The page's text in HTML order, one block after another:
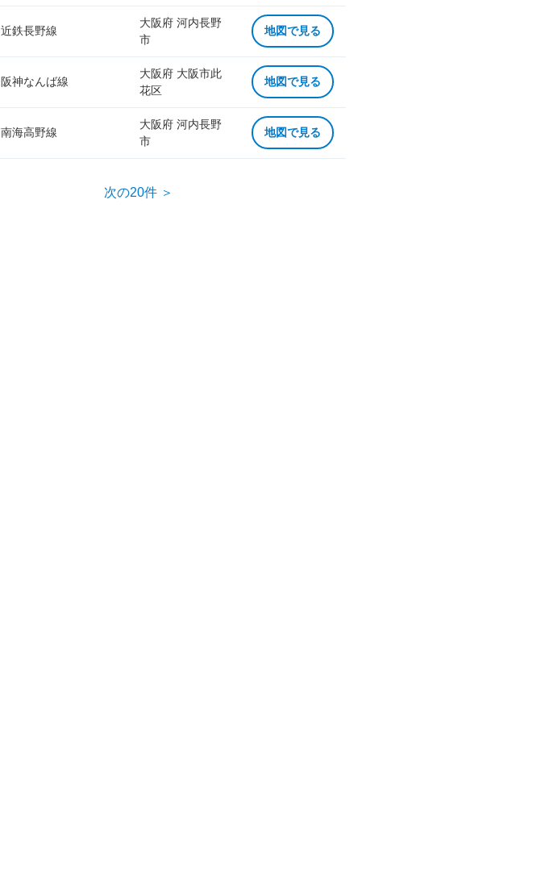
近鉄長野線
大阪府 河内長野
市
地図で見る
阪神なんば線
大阪府 大阪市此
花区
地図で見る
南海高野線
大阪府 河内長野
市
地図で見る
次の20件 ＞